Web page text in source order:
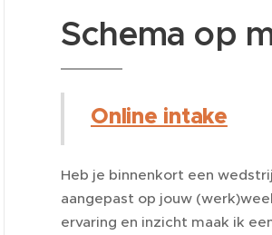
Schema op
Online intake
Heb je binnenkort een
aangepast op jouw
ervaring en inzicht maak ik